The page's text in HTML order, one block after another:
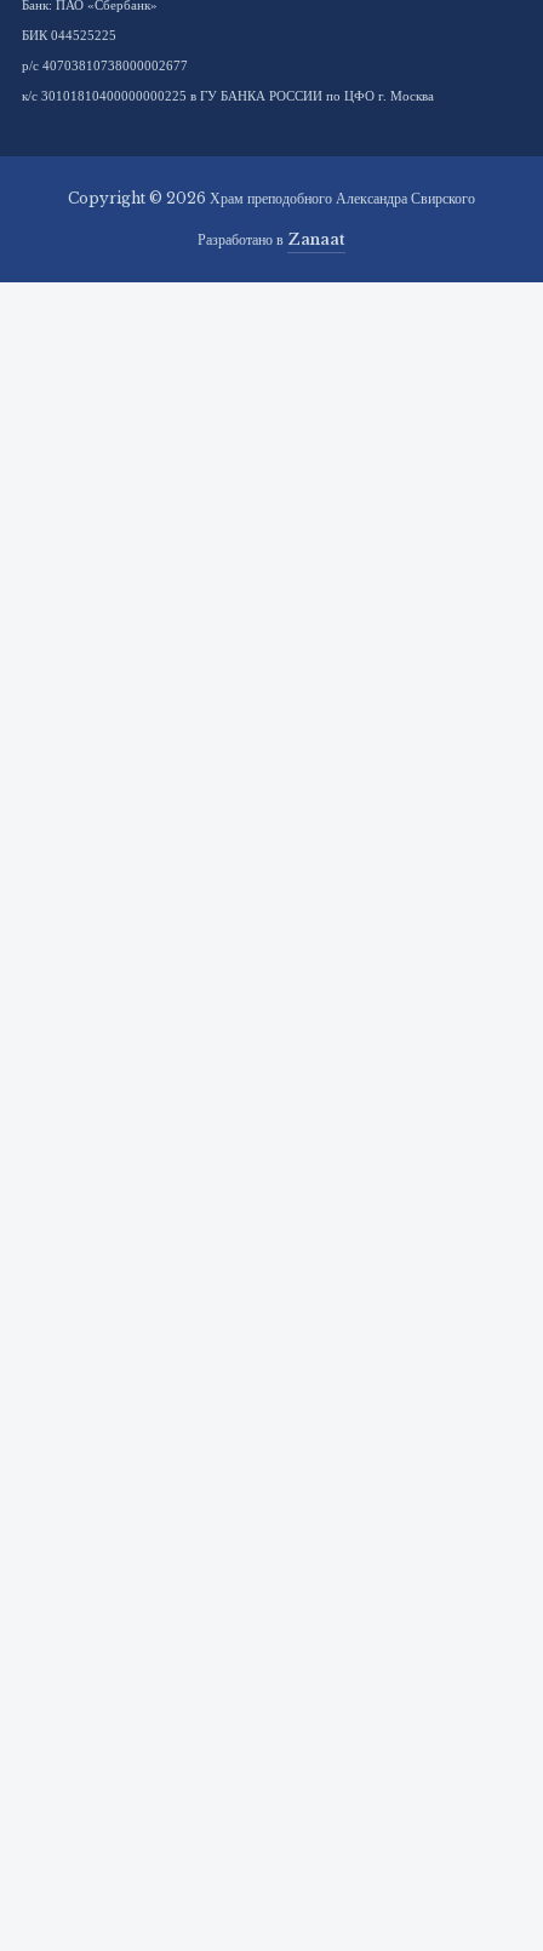
Банк: ПАО «Сбербанк»
БИК 044525225
р/с 40703810738000002677
к/с 30101810400000000225 в ГУ БАНКА РОССИИ по ЦФО г. Москва
Copyright © 2026 Храм преподобного Александра Свирского
Разработано в Zanaat